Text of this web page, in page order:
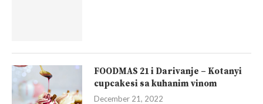
FOODMAS 21 i Darivanje – Kotanyi
cupcakesi sa kuhanim vinom
December 21, 2022